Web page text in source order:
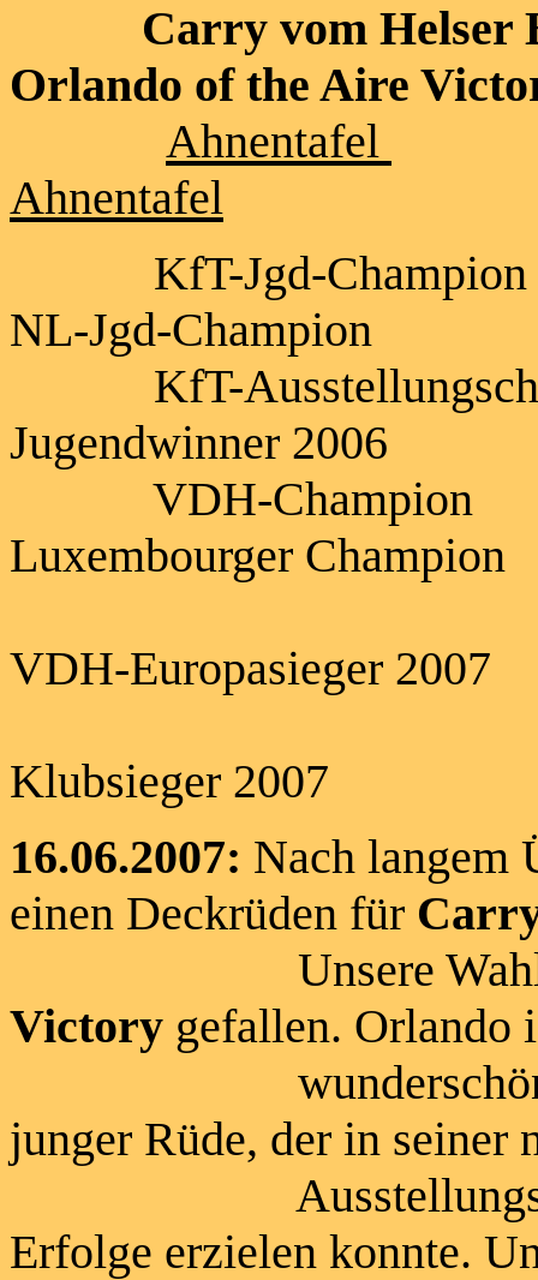
Carry vom
Orlando of the Aire
Ahnentafel
Ahnentafel
KfT-Jgd-
NL-Jgd-Champion
KfT-
Jugendwinner 2006
VDH-
Luxembourger Champion
VDH-Europasieger 2007
Klubsieger 2007
16.06.2007: Nach langem
einen Deckrüden für
Unsere Wahl
Victory gefallen. Orlando
wunderschöner,
junger Rüde, der in seiner
Erfolge erzielen konnte.